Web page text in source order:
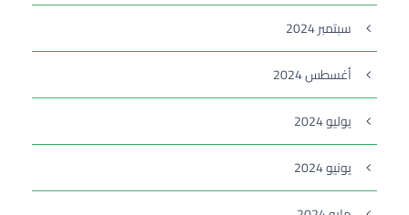
سبتمبر 2024
أغسطس 2024
يوليو 2024
يونيو 2024